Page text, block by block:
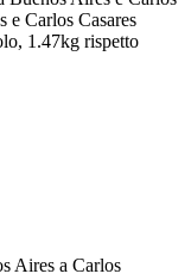
e Carlos Casares
1.47kg rispetto
Aires a Carlos